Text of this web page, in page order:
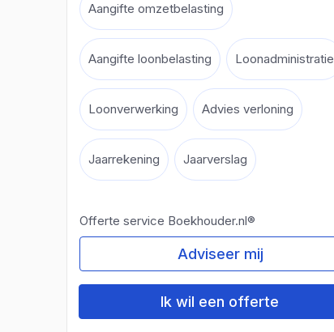
Aangifte omzetbelasting
Aangifte loonbelasting Loonadministratie
Loonverwerking Advies verloning
Jaarrekening Jaarverslag
Offerte service Boekhouder.nl®
Adviseer mij
Ik wil een offerte